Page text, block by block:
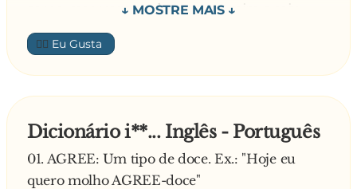
carne, escorregou, esbarrou em mim e caiu
com o peito em cima da faca...
— Pode continuar! — disse o juiz, muito
desconfiado.
— Muito machucada, ela se levantou e, logo em
cima da faca. E assim foi... Por 14 vezes!
👍🏼
Dicionário i**... Inglês - Português
01. AGREE: Um tipo de doce. Ex.: "Hoje eu
quero molho AGREE-doce"